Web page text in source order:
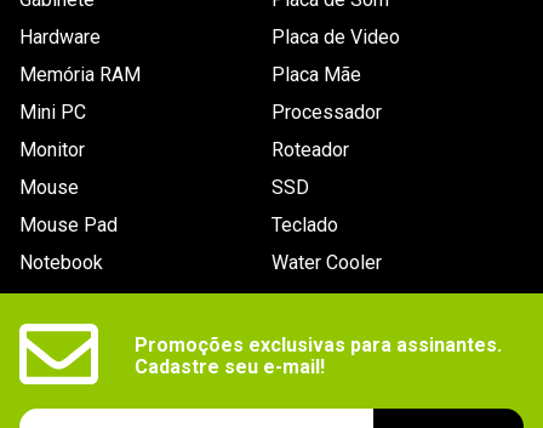
Hardware
Memória RAM
Mini PC
Monitor
Mouse
Mouse Pad
Notebook
Placa de Video
Placa Mãe
Processador
Roteador
SSD
Teclado
Water Cooler
Promoções exclusivas para assinantes.
Cadastre seu e-mail!
openbox
jonsbo
mouse
controle